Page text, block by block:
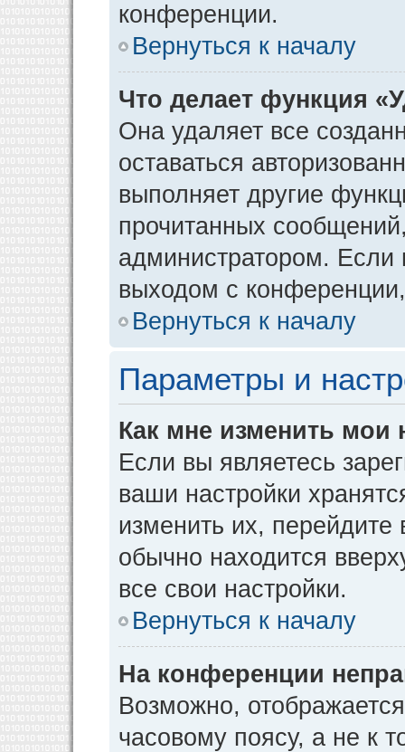
конференции.
Вернуться к началу
Что делает функция
Она удаляет все
оставаться
выполняет другие
прочитанных
администратором. Если
выходом с
Вернуться к началу
Параметры и
Как мне изменить мои
Если вы являетесь
ваши настройки
изменить их, перейдите
обычно находится
все свои настройки.
Вернуться к началу
На конференции
Возможно,
часовому поясу, а не к